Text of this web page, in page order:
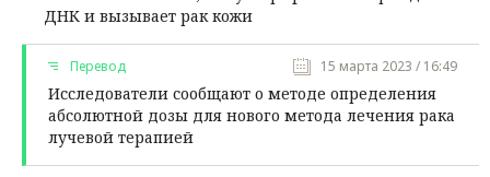
ДНК и вызывает рак кожи
Перевод 15 марта 2023 / 16:49
Исследователи сообщают о методе определения
абсолютной дозы для нового метода лечения рака
лучевой терапией